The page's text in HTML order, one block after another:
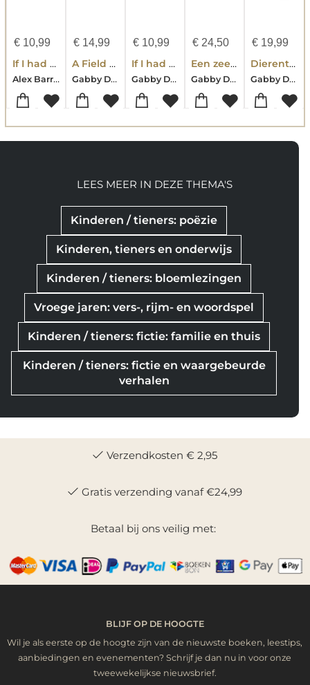
€10,99
If I had a polar bear
Alex Barrow-Gabby Dawnay
€14,99
A Field Guide to Summer
Gabby Dawnay
€ 10,99
If I had a crocodile
Gabby Dawnay
€ 24,50
Een zee vol wonderen
Gabby Dawnay
€ 19,99
Dierentaal en plantenpraat
Gabby Dawnay
Kinderen / tieners: poëzie
Kinderen, tieners en onderwijs
Kinderen / tieners: bloemlezingen
Vroege jaren: vers-, rijm- en woordspel
Kinderen / tieners: fictie: familie en thuis
Kinderen / tieners: fictie en waargebeurde
verhalen
LEES MEER IN DEZE THEMA'S
Verzendkosten € 2,95
Gratis verzending vanaf €24,99
Betaal bij ons veilig met:
BLIJF OP DE HOOGTE
Wil je als eerste op de hoogte zijn van de nieuwste boeken, leestips,
aanbiedingen en evenementen? Schrijf je dan nu in voor onze
tweewekelijkse nieuwsbrief.